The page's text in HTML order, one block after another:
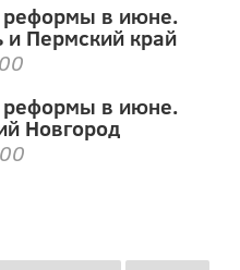
реформы в июне.
и Пермский край
реформы в июне.
Новгород